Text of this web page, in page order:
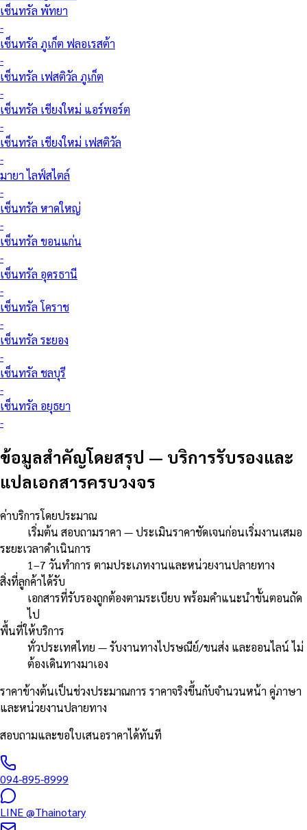
เซ็นทรัล พัทยา
-
เซ็นทรัล ภูเก็ต ฟลอเรสต้า
-
เซ็นทรัล เฟสติวัล ภูเก็ต
-
เซ็นทรัล เชียงใหม่ แอร์พอร์ต
-
เซ็นทรัล เชียงใหม่ เฟสติวัล
-
มายา ไลฟ์สไตล์
-
เซ็นทรัล หาดใหญ่
-
เซ็นทรัล ขอนแก่น
-
เซ็นทรัล อุดรธานี
-
เซ็นทรัล โคราช
-
เซ็นทรัล ระยอง
-
เซ็นทรัล ชลบุรี
-
เซ็นทรัล อยุธยา
-
ข้อมูลสำคัญโดยสรุป — บริการรับรองและ
แปลเอกสารครบวงจร
ค่าบริการโดยประมาณ
เริ่มต้น สอบถามราคา — ประเมินราคาชัดเจนก่อนเริ่มงานเสมอ
ระยะเวลาดำเนินการ
1–7 วันทำการ ตามประเภทงานและหน่วยงานปลายทาง
สิ่งที่ลูกค้าได้รับ
เอกสารที่รับรองถูกต้องตามระเบียบ พร้อมคำแนะนำขั้นตอนถัด
ไป
พื้นที่ให้บริการ
ทั่วประเทศไทย — รับงานทางไปรษณีย์/ขนส่ง และออนไลน์ ไม่
ต้องเดินทางมาเอง
ราคาข้างต้นเป็นช่วงประมาณการ ราคาจริงขึ้นกับจำนวนหน้า คู่ภาษา
และหน่วยงานปลายทาง
สอบถามและขอใบเสนอราคาได้ทันที
094-895-8999
LINE@Thainotary